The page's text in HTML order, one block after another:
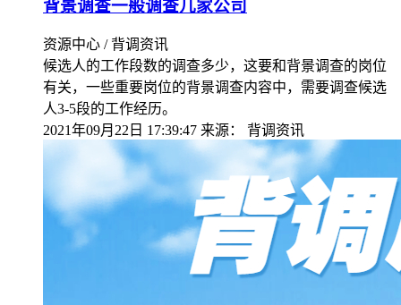
背景调查一般调查几家公司
资源中心 / 背调资讯
候选人的工作段数的调查多少，这要和背景调查的岗位
有关，一些重要岗位的背景调查内容中，需要调查候选
人3-5段的工作经历。
2021年09月22日 17:39:47 来源： 背调资讯